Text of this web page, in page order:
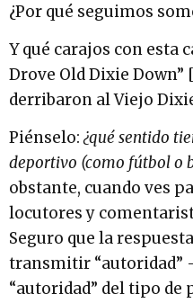
¿Por qué seguimos
Y qué carajos con esta
Drove Old Dixie Down”
derribaron al Viejo
Piénselo:¿qué sentido
deportivo (como fútbol o
obstante, cuando ves
locutores y
Seguro que la
transmitir
“autoridad” del tipo de